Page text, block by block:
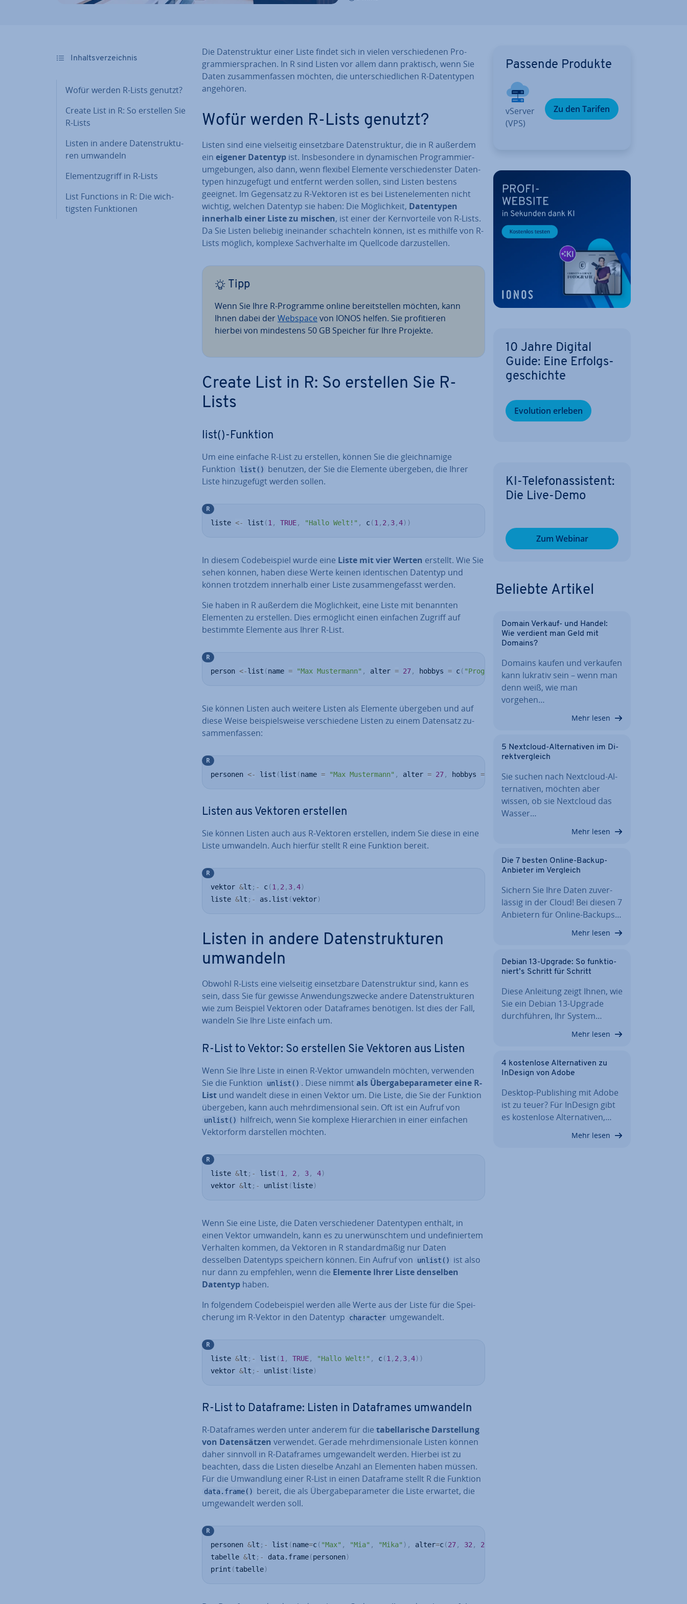
In­halts­ver­zeich­nis
Wofür werden R-Lists genutzt?
Create List in R: So erstellen Sie
R-Lists
Listen in andere Da­ten­struk­tu­
ren umwandeln
Ele­ment­zu­griff in R-Lists
List Functions in R: Die wich­
tigs­ten Funk­tio­nen
Die Da­ten­struk­tur einer Liste findet sich in vielen ver­schie­de­nen Pro­
gram­mier­spra­chen. In R sind Listen vor allem dann praktisch, wenn Sie
Daten zu­sam­men­fas­sen möchten, die un­ter­schied­li­chen R-Da­ten­ty­pen
angehören.
Wofür werden R-Lists genutzt?
Listen sind eine viel­sei­tig ein­setz­ba­re Da­ten­struk­tur, die in R außerdem
ein eigener Datentyp ist. Ins­be­son­de­re in dy­na­mi­schen Pro­gram­mier­
um­ge­bun­gen, also dann, wenn flexibel Elemente ver­schie­dens­ter Da­ten­
ty­pen hin­zu­ge­fügt und entfernt werden sollen, sind Listen bestens
geeignet. Im Gegensatz zu R-Vektoren ist es bei Lis­ten­ele­men­ten nicht
wichtig, welchen Datentyp sie haben: Die Mög­lich­keit, Da­ten­ty­pen
innerhalb einer Liste zu mischen, ist einer der Kern­vor­tei­le von R-Lists.
Da Sie Listen beliebig in­ein­an­der schach­teln können, ist es mithilfe von R-
Lists möglich, komplexe Sach­ver­hal­te im Quellcode dar­zu­stel­len.
Tipp
Wenn Sie Ihre R-Programme online be­reit­stel­len möchten, kann
Ihnen dabei derWebspace von IONOS helfen. Sie pro­fi­tie­ren
hierbei von min­des­tens 50 GB Speicher für Ihre Projekte.
Create List in R: So erstellen Sie R-
Lists
list()-Funktion
Um eine einfache R-List zu erstellen, können Sie die gleich­na­mi­ge
Funktion
list()
benutzen, der Sie die Elemente übergeben, die Ihrer
Liste hin­zu­ge­fügt werden sollen.
liste <- list (1 , TRUE, "Hallo Welt!" , c(1 , 2 , 3,4) )
R
In diesem Code­bei­spiel wurde eine Liste mit vier Werten erstellt. Wie Sie
sehen können, haben diese Werte keinen iden­ti­schen Datentyp und
können trotzdem innerhalb einer Liste zu­sam­men­ge­fasst werden.
Sie haben in R außerdem die Mög­lich­keit, eine Liste mit benannten
Elementen zu erstellen. Dies er­mög­licht einen einfachen Zugriff auf
bestimmte Elemente aus Ihrer R-List.
person <-list (name = "Max Mustermann" , alter = 27, hobbys = c( "Programmieren, Kino"
R
Sie können Listen auch weitere Listen als Elemente übergeben und auf
diese Weise bei­spiels­wei­se ver­schie­de­ne Listen zu einem Datensatz zu­
sam­men­fas­sen:
personen <- list (list (name = "Max Mustermann" , alter = 27, hobbys = "Programmieren, Kino")), list
R
Listen aus Vektoren erstellen
Sie können Listen auch aus R-Vektoren erstellen, indem Sie diese in eine
Liste umwandeln. Auch hierfür stellt R eine Funktion bereit.
vektor &lt ; - c(1 , 2 , 3,4)
liste &lt ; - as.list (vektor)
R
Listen in andere Da­ten­struk­tu­ren
umwandeln
Obwohl R-Lists eine viel­sei­tig ein­setz­ba­re Da­ten­struk­tur sind, kann es
sein, dass Sie für gewisse An­wen­dungs­zwe­cke andere Da­ten­struk­tu­ren
wie zum Beispiel Vektoren oder Da­ta­frames benötigen. Ist dies der Fall,
wandeln Sie Ihre Liste einfach um.
R-List to Vektor: So erstellen Sie Vektoren aus Listen
Wenn Sie Ihre Liste in einen R-Vektor umwandeln möchten, verwenden
Sie die Funktion
unlist() . Diese nimmtals Über­ga­be­pa­ra­me­ter eine R-
List und wandelt diese in einen Vektor um. Die Liste, die Sie der Funktion
übergeben, kann auch mehr­di­men­sio­nal sein. Oft ist ein Aufruf von
unlist()
hilfreich, wenn Sie komplexe Hier­ar­chien in einer einfachen
Vek­tor­form dar­stel­len möchten.
liste &lt ; - list (1 , 2 , 3, 4)
vektor &lt ; - unlist (liste)
R
Wenn Sie eine Liste, die Daten ver­schie­de­ner Da­ten­ty­pen enthält, in
einen Vektor umwandeln, kann es zu un­er­wünsch­tem und un­de­fi­nier­tem
Verhalten kommen, da Vektoren in R stan­dard­mä­ßig nur Daten
desselben Datentyps speichern können. Ein Aufruf von
unlist()
ist also
nur dann zu empfehlen, wenn die Elemente Ihrer Liste denselben
Datentyp haben.
In folgendem Code­bei­spiel werden alle Werte aus der Liste für die Spei­
che­rung im R-Vektor in den Datentyp
character um­ge­wan­delt.
liste &lt ; - list (1 , TRUE, "Hallo Welt!" , c(1 , 2 , 3,4) )
vektor &lt ; - unlist (liste)
R
R-List to Dataframe: Listen in Da­ta­frames umwandeln
R-Da­ta­frames werden unter anderem für die ta­bel­la­ri­sche Dar­stel­lung
von Da­ten­sät­zen verwendet. Gerade mehr­di­men­sio­na­le Listen können
daher sinnvoll in R-Da­ta­frames um­ge­wan­delt werden. Hierbei ist zu
beachten, dass die Listen dieselbe Anzahl an Elementen haben müssen.
Für die Um­wand­lung einer R-List in einen Dataframe stellt R die Funktion
data.frame()
bereit, die als Über­ga­be­pa­ra­me­ter die Liste erwartet, die
um­ge­wan­delt werden soll.
personen &lt ; - list (name=c( "Max" , "Mia" , "Mika" ) , alter=c(27, 32 , 23
tabelle &lt ; - data.frame(personen)
print (tabelle)
R
Passende Produkte
vServer
(VPS)
Zu den Tarifen
10 Jahre Digital
Guide: Eine Er­folgs­
ge­schich­te
Evolution erleben
KI-Te­le­fon­as­sis­tent:
Die Live-Demo
Zum Webinar
Beliebte Artikel
Domain Verkauf- und Handel:
Wie verdient man Geld mit
Domains?
Domains kaufen und verkaufen
kann lukrativ sein – wenn man
denn weiß, wie man
vorgehen…
Mehr lesen
5 Nextcloud-Al­ter­na­ti­ven im Di­
rekt­ver­gleich
Sie suchen nach Nextcloud-Al­
ter­na­ti­ven, möchten aber
wissen, ob sie Nextcloud das
Wasser…
Mehr lesen
Die 7 besten Online-Backup-
Anbieter im Vergleich
Sichern Sie Ihre Daten zu­ver­
läs­sig in der Cloud! Bei diesen 7
Anbietern für Online-Backups…
Mehr lesen
Debian 13-Upgrade: So funk­tio­
niert’s Schritt für Schritt
Diese Anleitung zeigt Ihnen, wie
Sie ein Debian 13-Upgrade
durch­füh­ren, Ihr System…
Mehr lesen
4 kos­ten­lo­se Al­ter­na­ti­ven zu
InDesign von Adobe
Desktop-Pu­bli­shing mit Adobe
ist zu teuer? Für InDesign gibt
es kos­ten­lo­se Al­ter­na­ti­ven,…
Mehr lesen